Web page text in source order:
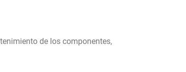
de los componentes,